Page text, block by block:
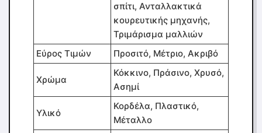
σπίτι, Ανταλλακτικά
κουρευτικής μηχανής,
Τριμάρισμα μαλλιών
Εύρος Τιμών
Προσιτό, Μέτριο, Ακριβό
Χρώμα
Κόκκινο, Πράσινο, Χρυσό,
Ασημί
Υλικό
Κορδέλα, Πλαστικό,
Μέταλλο